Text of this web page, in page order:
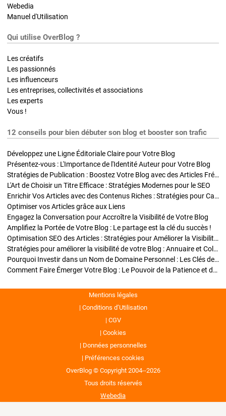
Webedia
Manuel d'Utilisation
Qui utilise OverBlog ?
Les créatifs
Les passionnés
Les influenceurs
Les entreprises, collectivités et associations
Les experts
Vous !
12 conseils pour bien débuter son blog et booster son trafic
Développez une Ligne Éditoriale Claire pour Votre Blog
Présentez-vous : L'Importance de l'Identité Auteur pour Votre Blog
Stratégies de Publication : Boostez Votre Blog avec des Articles Fréquents et Exclusifs
L'Art de Choisir un Titre Efficace : Stratégies Modernes pour le SEO
Enrichir Vos Articles avec des Contenus Riches : Stratégies pour Captiver et Optimiser
Optimiser vos Articles grâce aux Liens
Engagez la Conversation pour Accroître la Visibilité de Votre Blog
Amplifiez la Portée de Votre Blog : Le partage est la clé du succès !
Optimisation SEO des Articles : Stratégies pour Améliorer la Visibilité de Votre Blog
Stratégies pour améliorer la visibilité de votre Blog : Annuaire et Collaborations
Pourquoi Investir dans un Nom de Domaine Personnel : Les Clés de la Réussite de Votre Blog
Comment Faire Émerger Votre Blog : Le Pouvoir de la Patience et de la Persévérance
Mentions légales
Conditions d’Utilisation
CGV
Cookies
Données personnelles
Préférences cookies
OverBlog © Copyright 2004--2026
Tous droits réservés
Webedia